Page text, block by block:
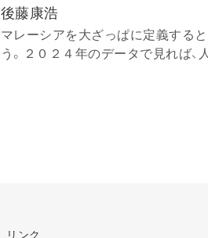
後藤康浩
マレーシアを大ざっぱに定義すると
う。２０２４年のデータで見れば、
リンク